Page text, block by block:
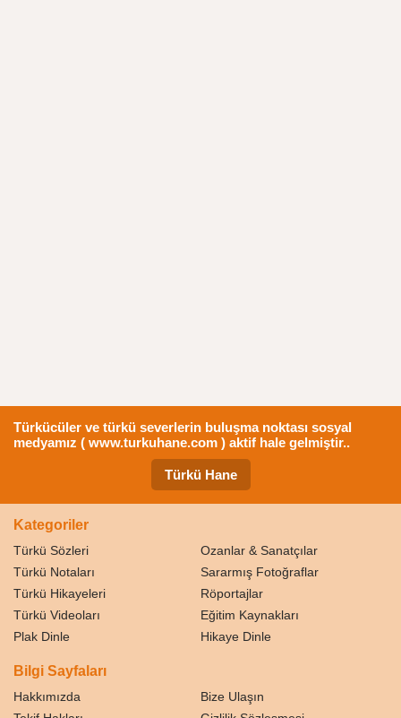
Türkücüler ve türkü severlerin buluşma noktası sosyal
medyamız ( www.turkuhane.com ) aktif hale gelmiştir..
Türkü Hane
Kategoriler
Türkü Sözleri
Ozanlar & Sanatçılar
Türkü Notaları
Sararmış Fotoğraflar
Türkü Hikayeleri
Röportajlar
Türkü Videoları
Eğitim Kaynakları
Plak Dinle
Hikaye Dinle
Bilgi Sayfaları
Hakkımızda
Bize Ulaşın